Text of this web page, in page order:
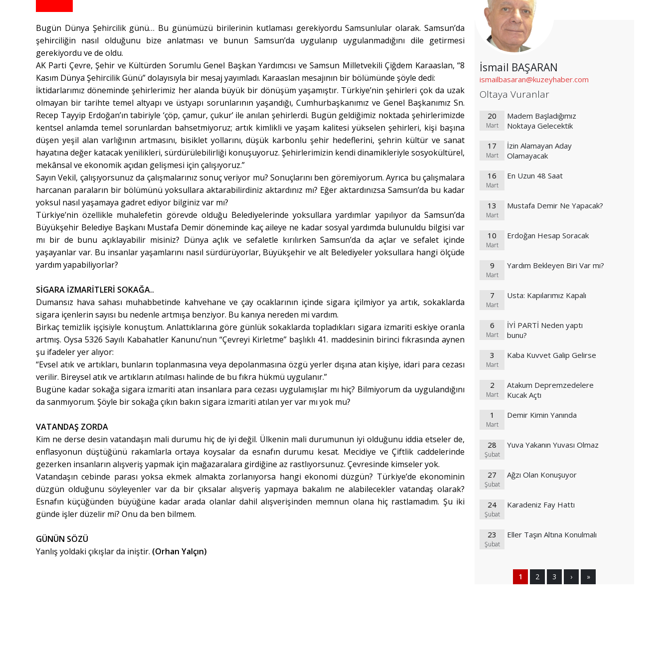
Bugün Dünya Şehircilik günü… Bu günümüzü birilerinin kutlaması gerekiyordu Samsunlular olarak. Samsun’da
şehirciliğin nasıl olduğunu bize anlatması ve bunun Samsun’da uygulanıp uygulanmadığını dile getirmesi
gerekiyordu ve de oldu.
AK Parti Çevre, Şehir ve Kültürden Sorumlu Genel Başkan Yardımcısı ve Samsun Milletvekili Çiğdem Karaaslan, “8
Kasım Dünya Şehircilik Günü” dolayısıyla bir mesaj yayımladı. Karaaslan mesajının bir bölümünde şöyle dedi:
İktidarlarımız döneminde şehirlerimiz her alanda büyük bir dönüşüm yaşamıştır. Türkiye’nin şehirleri çok da uzak
olmayan bir tarihte temel altyapı ve üstyapı sorunlarının yaşandığı, Cumhurbaşkanımız ve Genel Başkanımız Sn.
Recep Tayyip Erdoğan’ın tabiriyle ‘çöp, çamur, çukur’ ile anılan şehirlerdi. Bugün geldiğimiz noktada şehirlerimizde
kentsel anlamda temel sorunlardan bahsetmiyoruz; artık kimlikli ve yaşam kalitesi yükselen şehirleri, kişi başına
düşen yeşil alan varlığının artmasını, bisiklet yollarını, düşük karbonlu şehir hedeflerini, şehrin kültür ve sanat
hayatına değer katacak yenilikleri, sürdürülebilirliği konuşuyoruz. Şehirlerimizin kendi dinamikleriyle sosyokültürel,
mekânsal ve ekonomik açıdan gelişmesi için çalışıyoruz.”
Sayın Vekil, çalışıyorsunuz da çalışmalarınız sonuç veriyor mu? Sonuçlarını ben göremiyorum. Ayrıca bu çalışmalara
harcanan paraların bir bölümünü yoksullara aktarabilirdiniz aktardınız mı? Eğer aktardınızsa Samsun’da bu kadar
yoksul nasıl yaşamaya gadret ediyor bilginiz var mı?
Türkiye’nin özellikle muhalefetin görevde olduğu Belediyelerinde yoksullara yardımlar yapılıyor da Samsun’da
Büyükşehir Belediye Başkanı Mustafa Demir döneminde kaç aileye ne kadar sosyal yardımda bulunuldu bilgisi var
mı bir de bunu açıklayabilir misiniz? Dünya açlık ve sefaletle kırılırken Samsun’da da açlar ve sefalet içinde
yaşayanlar var. Bu insanlar yaşamlarını nasıl sürdürüyorlar, Büyükşehir ve alt Belediyeler yoksullara hangi ölçüde
yardım yapabiliyorlar?
SİGARA İZMARİTLERİ SOKAĞA..
Dumansız hava sahası muhabbetinde kahvehane ve çay ocaklarının içinde sigara içilmiyor ya artık, sokaklarda
sigara içenlerin sayısı bu nedenle artmışa benziyor. Bu kanıya nereden mi vardım.
Birkaç temizlik işçisiyle konuştum. Anlattıklarına göre günlük sokaklarda topladıkları sigara izmariti eskiye oranla
artmış. Oysa 5326 Sayılı Kabahatler Kanunu’nun “Çevreyi Kirletme” başlıklı 41. maddesinin birinci fıkrasında aynen
şu ifadeler yer alıyor:
“Evsel atık ve artıkları, bunların toplanmasına veya depolanmasına özgü yerler dışına atan kişiye, idari para cezası
verilir. Bireysel atık ve artıkların atılması halinde de bu fıkra hükmü uygulanır.”
Bugüne kadar sokağa sigara izmariti atan insanlara para cezası uygulamışlar mı hiç? Bilmiyorum da uygulandığını
da sanmıyorum. Şöyle bir sokağa çıkın bakın sigara izmariti atılan yer var mı yok mu?
VATANDAŞ ZORDA
Kim ne derse desin vatandaşın mali durumu hiç de iyi değil. Ülkenin mali durumunun iyi olduğunu iddia etseler de,
enflasyonun düştüğünü rakamlarla ortaya koysalar da esnafın durumu kesat. Mecidiye ve Çiftlik caddelerinde
gezerken insanların alışveriş yapmak için mağazaralara girdiğine az rastlıyorsunuz. Çevresinde kimseler yok.
Vatandaşın cebinde parası yoksa ekmek almakta zorlanıyorsa hangi ekonomi düzgün? Türkiye’de ekonominin
düzgün olduğunu söyleyenler var da bir çıksalar alışveriş yapmaya bakalım ne alabilecekler vatandaş olarak?
Esnafın küçüğünden büyüğüne kadar arada olanlar dahil alışverişinden memnun olana hiç rastlamadım. Şu iki
günde işler düzelir mi? Onu da ben bilmem.
GÜNÜN SÖZÜ
Yanlış yoldaki çıkışlar da iniştir. (Orhan Yalçın)
İsmail BAŞARAN
ismailbasaran@kuzeyhaber.com
Oltaya Vuranlar
20
Mart
Madem Başladığımız
Noktaya Gelecektik
17
Mart
İzin Alamayan Aday
Olamayacak
16
Mart
En Uzun 48 Saat
13
Mart
Mustafa Demir Ne Yapacak?
10
Mart
Erdoğan Hesap Soracak
9
Mart
Yardım Bekleyen Biri Var mı?
7
Mart
Usta: Kapılarımız Kapalı
6
Mart
İYİ PARTİ Neden yaptı
bunu?
3
Mart
Kaba Kuvvet Galip Gelirse
2
Mart
Atakum Depremzedelere
Kucak Açtı
1
Mart
Demir Kimin Yanında
28
Şubat
Yuva Yakanın Yuvası Olmaz
27
Şubat
Ağzı Olan Konuşuyor
24
Şubat
Karadeniz Fay Hattı
23
Şubat
Eller Taşın Altına Konulmalı
1 2 3 › »